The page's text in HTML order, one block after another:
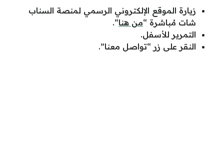
زيارة الموقع الإلكتروني الرسمي لمنصة السناب
شات مُباشرة “من هنا“.
التمرير للأسفل.
النقر على زر “تواصل معنا”.